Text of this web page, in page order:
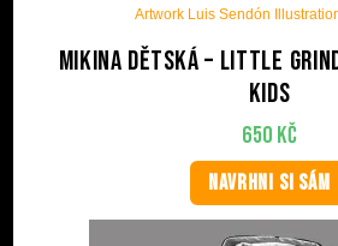
Artwork Luis Sendón
Mikina dětská – Little
kids
650 Kč
NAVRHNI SI SÁM